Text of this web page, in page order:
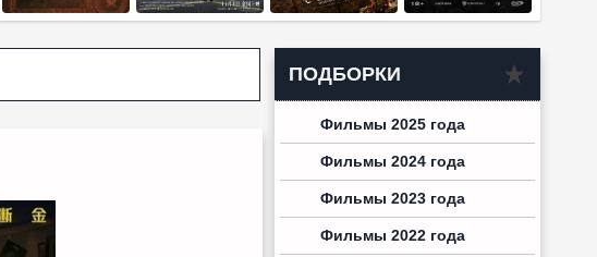
ПОДБОРКИ
Фильмы 2025 года
Фильмы 2024 года
Фильмы 2023 года
Фильмы 2022 года